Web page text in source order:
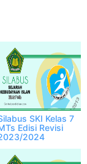
SKI Kelas 7
Edisi Revisi
2024